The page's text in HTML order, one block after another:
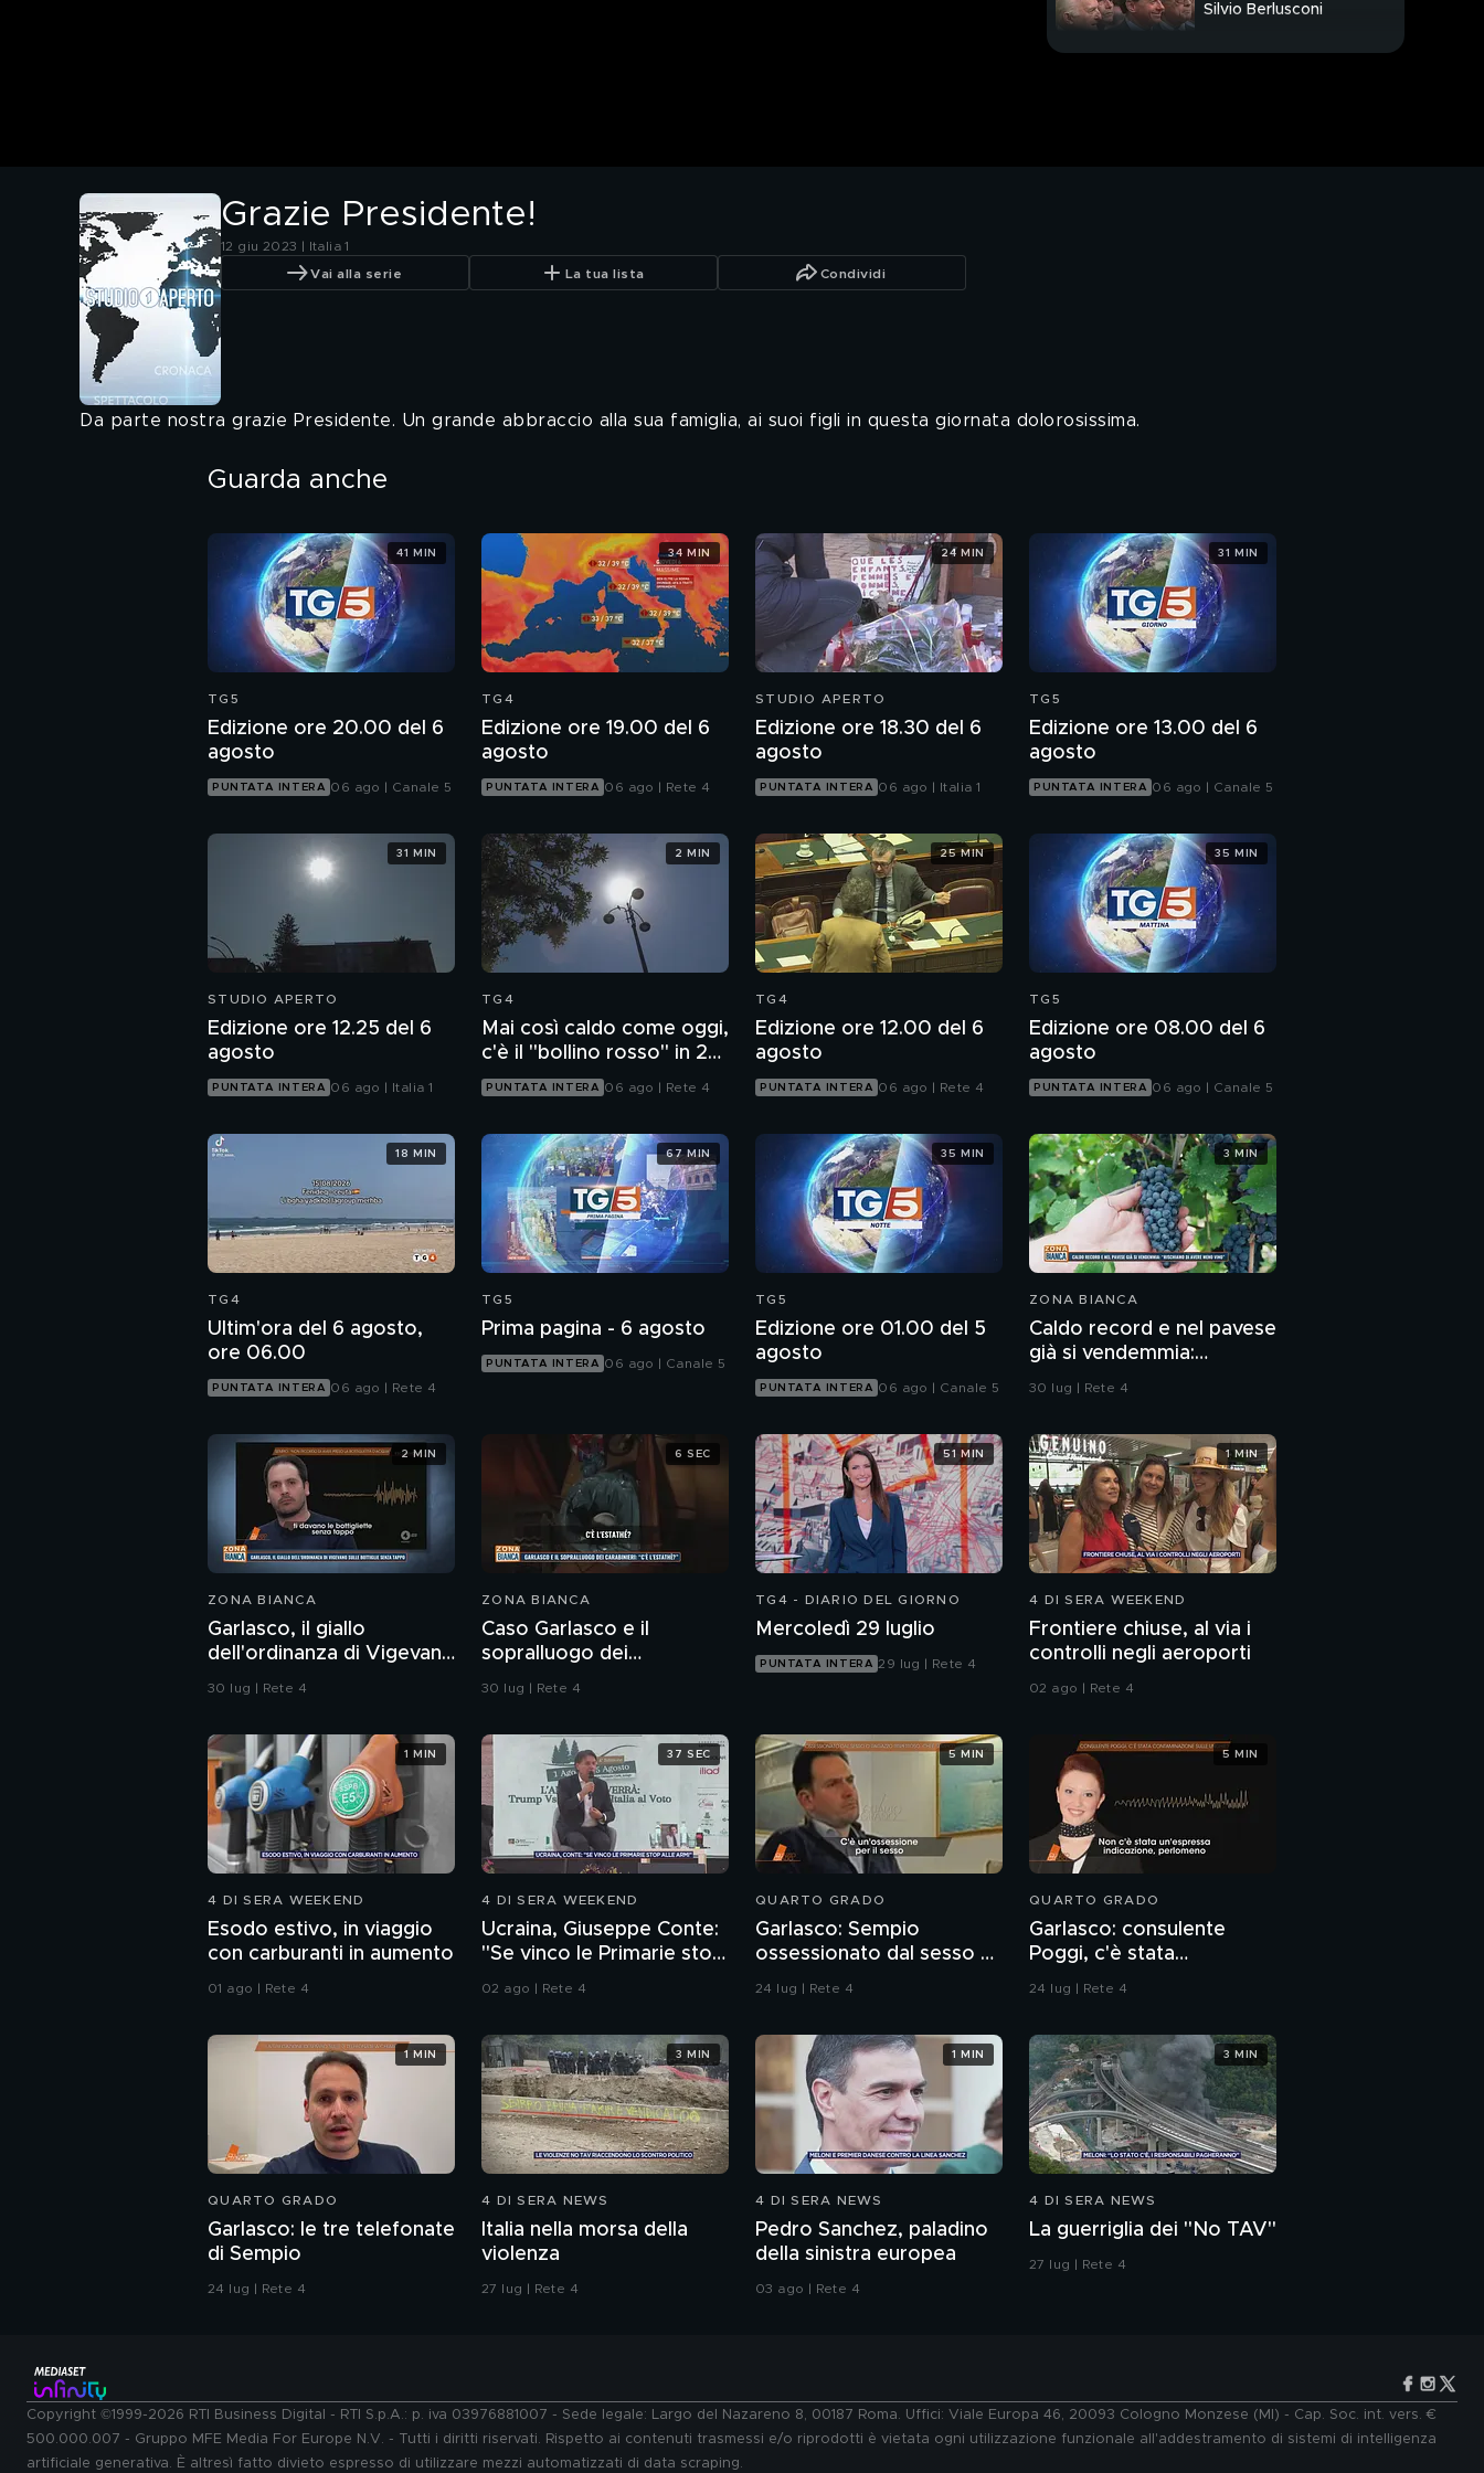
Silvio Berlusconi
Grazie Presidente!
12 giu 2023 | Italia 1
Vai alla serie La tua lista Condividi
Da parte nostra grazie Presidente. Un grande abbraccio alla sua famiglia, ai suoi figli in questa giornata dolorosissima.
Guarda anche
TG5
Edizione ore 20.00 del 6
agosto
PUNTATA INTERA 06 ago | Canale 5
41 MIN
TG4
Edizione ore 19.00 del 6
agosto
PUNTATA INTERA 06 ago | Rete 4
34 MIN
STUDIO APERTO
Edizione ore 18.30 del 6
agosto
PUNTATA INTERA 06 ago | Italia 1
24 MIN
TG5
Edizione ore 13.00 del 6
agosto
PUNTATA INTERA 06 ago | Canale 5
31 MIN
STUDIO APERTO
Edizione ore 12.25 del 6
agosto
PUNTATA INTERA 06 ago | Italia 1
31 MIN
TG4
Mai così caldo come oggi,
c'è il "bollino rosso" in 27
città
PUNTATA INTERA 06 ago | Rete 4
2 MIN
TG4
Edizione ore 12.00 del 6
agosto
PUNTATA INTERA 06 ago | Rete 4
25 MIN
TG5
Edizione ore 08.00 del 6
agosto
PUNTATA INTERA 06 ago | Canale 5
35 MIN
TG4
Ultim'ora del 6 agosto,
ore 06.00
PUNTATA INTERA 06 ago | Rete 4
18 MIN
TG5
Prima pagina - 6 agosto
PUNTATA INTERA 06 ago | Canale 5
67 MIN
TG5
Edizione ore 01.00 del 5
agosto
PUNTATA INTERA 06 ago | Canale 5
35 MIN
ZONA BIANCA
Caldo record e nel pavese
già si vendemmia:
"Rischiamo di avere meno
30 lug | Rete 4
3 MIN
ZONA BIANCA
Garlasco, il giallo
dell'ordinanza di Vigevano
sulle bottiglie senza
30 lug | Rete 4
2 MIN
ZONA BIANCA
Caso Garlasco e il
sopralluogo dei
Carabinieri
30 lug | Rete 4
6 SEC
TG4 - DIARIO DEL GIORNO
Mercoledì 29 luglio
PUNTATA INTERA 29 lug | Rete 4
51 MIN
4 DI SERA WEEKEND
Frontiere chiuse, al via i
controlli negli aeroporti
02 ago | Rete 4
1 MIN
4 DI SERA WEEKEND
Esodo estivo, in viaggio
con carburanti in aumento
01 ago | Rete 4
1 MIN
4 DI SERA WEEKEND
Ucraina, Giuseppe Conte:
"Se vinco le Primarie stop
alle armi"
02 ago | Rete 4
37 SEC
QUARTO GRADO
Garlasco: Sempio
ossessionato dal sesso o
ragazzo rispettoso?
24 lug | Rete 4
5 MIN
QUARTO GRADO
Garlasco: consulente
Poggi, c'è stata
contaminazione sulle
24 lug | Rete 4
5 MIN
QUARTO GRADO
Garlasco: le tre telefonate
di Sempio
24 lug | Rete 4
1 MIN
4 DI SERA NEWS
Italia nella morsa della
violenza
27 lug | Rete 4
3 MIN
4 DI SERA NEWS
Pedro Sanchez, paladino
della sinistra europea
03 ago | Rete 4
1 MIN
4 DI SERA NEWS
La guerriglia dei "No TAV"
27 lug | Rete 4
3 MIN
Copyright ©1999-2026 RTI Business Digital - RTI S.p.A.: p. iva 03976881007 - Sede legale: Largo del Nazareno 8, 00187 Roma. Uffici: Viale Europa 46, 20093 Cologno Monzese (MI) - Cap. Soc. int. vers. €
500.000.007 - Gruppo MFE Media For Europe N.V. - Tutti i diritti riservati. Rispetto ai contenuti trasmessi e/o riprodotti è vietata ogni utilizzazione funzionale all'addestramento di sistemi di intelligenza
artificiale generativa. È altresì fatto divieto espresso di utilizzare mezzi automatizzati di data scraping.